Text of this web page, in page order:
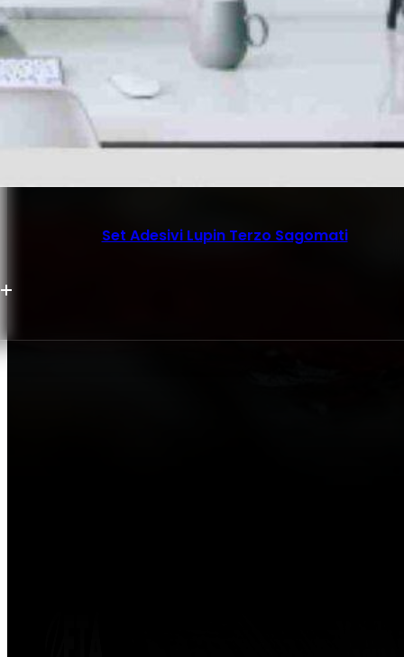
Set Adesivi Lupin Terzo Sagomati